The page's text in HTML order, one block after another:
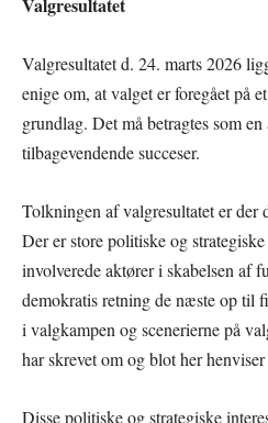
Valgresultatet
Valgresultatet d. 24. marts 2026
enige om, at valget er foregået på
grundlag. Det må betragtes som
tilbagevendende succeser.
Tolkningen af valgresultatet er der
Der er store politiske og
involverede aktører i skabelsen af
demokratis retning de næste op til
i valgkampen og scenerierne på
har skrevet om og blot her
Disse politiske og strategiske